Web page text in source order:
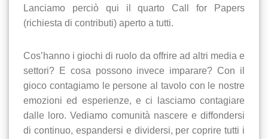
Lanciamo perciò qui il quarto Call for Papers
(richiesta di contributi) aperto a tutti.
Cos’hanno i giochi di ruolo da offrire ad altri media e
settori? E cosa possono invece imparare? Con il
gioco contagiamo le persone al tavolo con le nostre
emozioni ed esperienze, e ci lasciamo contagiare
dalle loro. Vediamo comunità nascere e diffondersi
di continuo, espandersi e dividersi, per coprire tutti i